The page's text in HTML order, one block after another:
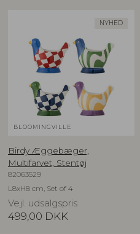
NYHED
BLOOMINGVILLE
Birdy Æggebæger,
Multifarvet, Stentøj
82063529
L8xH8 cm, Set of 4
Vejl. udsalgspris
499,00 DKK